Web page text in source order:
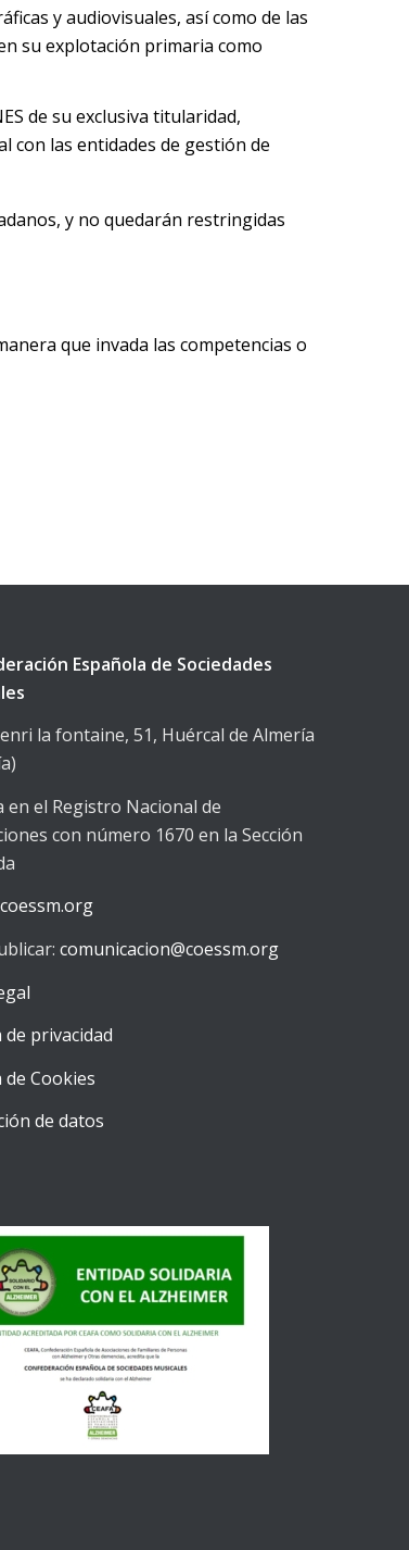
y audiovisuales, así como de las
su explotación primaria como
de su exclusiva titularidad,
con las entidades de gestión de
y no quedarán restringidas
que invada las competencias o
Española de Sociedades
la fontaine, 51, Huércal de Almería
en el Registro Nacional de
con número 1670 en la Sección
comunicacion@coessm.org
de privacidad
de Cookies
de datos